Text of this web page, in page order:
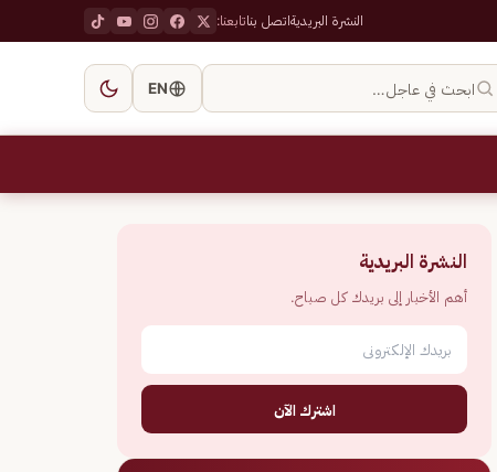
النشرة البريديةاتصل بناتابعنا:
ابحث في عاجل… EN
النشرة البريدية
أهم الأخبار إلى بريدك كل صباح.
اشترك الآن